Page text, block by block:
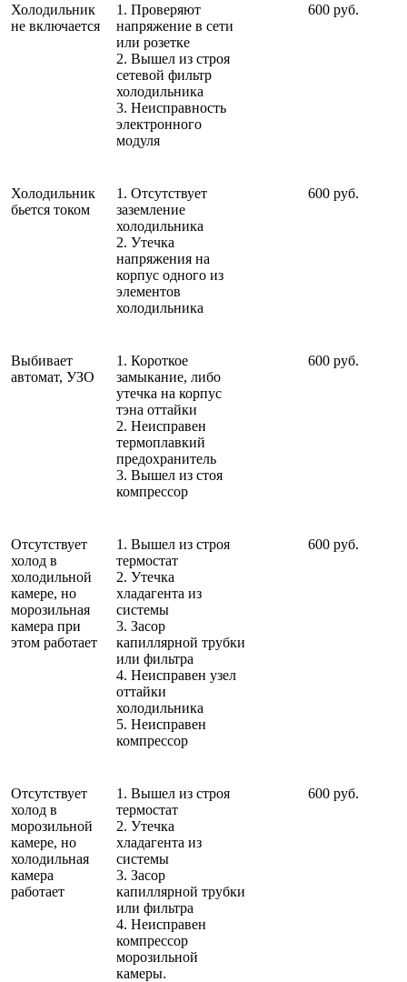
Холодильник
не включается
1. Проверяют
напряжение в сети
или розетке
2. Вышел из строя
сетевой фильтр
холодильника
3. Неисправность
электронного
модуля
600 руб.
Холодильник
бьется током
1. Отсутствует
заземление
холодильника
2. Утечка
напряжения на
корпус одного из
элементов
холодильника
600 руб.
Выбивает
автомат, УЗО
1. Короткое
замыкание, либо
утечка на корпус
тэна оттайки
2. Неисправен
термоплавкий
предохранитель
3. Вышел из стоя
компрессор
600 руб.
Отсутствует
холод в
холодильной
камере, но
морозильная
камера при
этом работает
1. Вышел из строя
термостат
2. Утечка
хладагента из
системы
3. Засор
капиллярной трубки
или фильтра
4. Неисправен узел
оттайки
холодильника
5. Неисправен
компрессор
600 руб.
Отсутствует
холод в
морозильной
камере, но
холодильная
камера
работает
1. Вышел из строя
термостат
2. Утечка
хладагента из
системы
3. Засор
капиллярной трубки
или фильтра
4. Неисправен
компрессор
морозильной
камеры.
600 руб.